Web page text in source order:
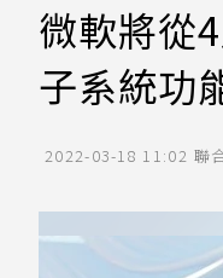
微軟將從
子系統功
2022-03-18 11:02 聯